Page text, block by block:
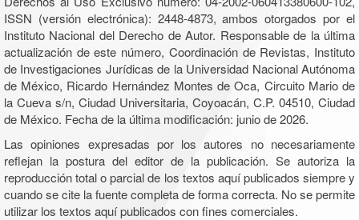
ISSN (versión electrónica): 2448-4873, ambos otorgados por el
Instituto Nacional del Derecho de Autor. Responsable de la última
actualización de este número, Coordinación de Revistas, Instituto
de Investigaciones Jurídicas de la Universidad Nacional Autónoma
de México, Ricardo Hernández Montes de Oca, Circuito Mario de
la Cueva s/n, Ciudad Universitaria, Coyoacán, C.P. 04510, Ciudad
de México. Fecha de la última modificación: junio de 2026.
Las opiniones expresadas por los autores no necesariamente
reflejan la postura del editor de la publicación. Se autoriza la
reproducción total o parcial de los textos aquí publicados siempre y
cuando se cite la fuente completa de forma correcta. No se permite
utilizar los textos aquí publicados con fines comerciales.